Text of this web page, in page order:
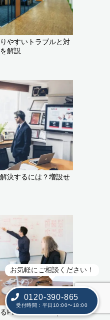
お気軽にご相談ください！
0120-390-865
受付時間：平日10:00〜18:00
やすいトラブルと対
解説
決するには？増設せ
PDCAの回し方｜失